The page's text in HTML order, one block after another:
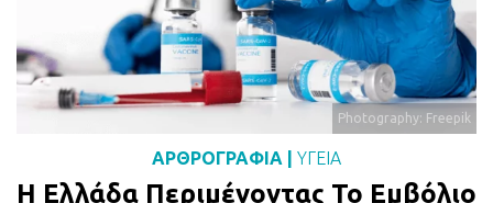
ΕΚΔΗΛΩΣΕΙΣ
DATA
ΔΕΙΚΤΕΣ
CHARTS
Photography: Freepik
ΑΡΘΡΟΓΡΑΦΙΑ ΥΓΕΙΑ
Η Ελλάδα Περιμένοντας Το Εμβόλιο